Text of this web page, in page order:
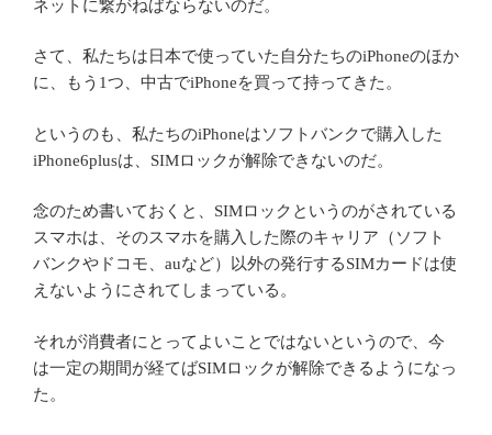
ネットに繋がねばならないのだ。
さて、私たちは日本で使っていた自分たちのiPhoneのほか
に、もう1つ、中古でiPhoneを買って持ってきた。
というのも、私たちのiPhoneはソフトバンクで購入した
iPhone6plusは、SIMロックが解除できないのだ。
念のため書いておくと、SIMロックというのがされている
スマホは、そのスマホを購入した際のキャリア（ソフト
バンクやドコモ、auなど）以外の発行するSIMカードは使
えないようにされてしまっている。
それが消費者にとってよいことではないというので、今
は一定の期間が経てばSIMロックが解除できるようになっ
た。